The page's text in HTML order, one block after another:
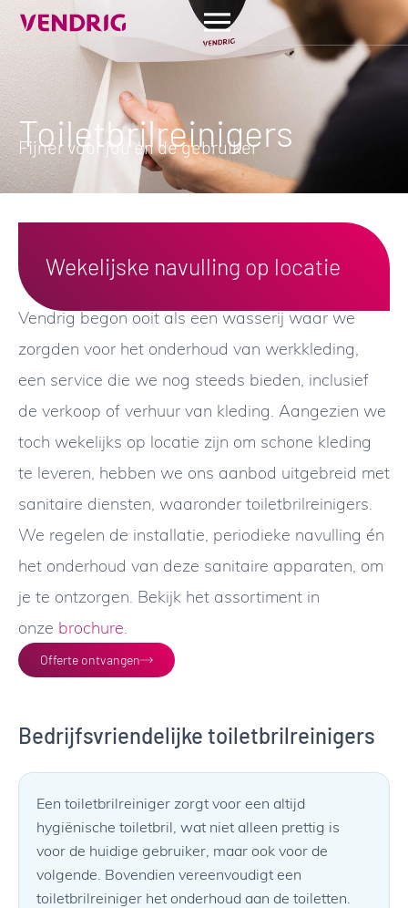
Toiletbrilreinigers
Fijner voor jou én de gebruiker
Vendrig begon ooit als een wasserij waar we
zorgden voor het onderhoud van werkkleding,
een service die we nog steeds bieden, inclusief
de verkoop of verhuur van kleding. Aangezien we
toch wekelijks op locatie zijn om schone kleding
te leveren, hebben we ons aanbod uitgebreid met
sanitaire diensten, waaronder toiletbrilreinigers.
We regelen de installatie, periodieke navulling én
het onderhoud van deze sanitaire apparaten, om
je te ontzorgen. Bekijk het assortiment in
onze brochure.
Offerte ontvangen
Wekelijske navulling op locatie
Bedrijfsvriendelijke toiletbrilreinigers
Een toiletbrilreiniger zorgt voor een altijd
hygiënische toiletbril, wat niet alleen prettig is
voor de huidige gebruiker, maar ook voor de
volgende. Bovendien vereenvoudigt een
toiletbrilreiniger het onderhoud aan de toiletten.